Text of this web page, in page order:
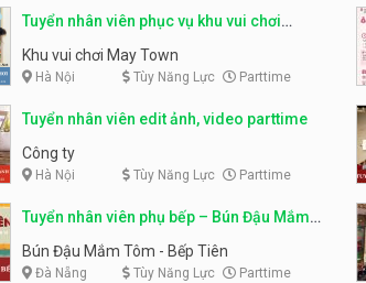
Tuyển nhân viên phục vụ khu vui chơi
parttime linh động
Khu vui chơi May Town
Hà Nội Tùy Năng Lực Parttime
Tuyển nhân viên edit ảnh, video parttime
Công ty
Hà Nội Tùy Năng Lực Parttime
Tuyển nhân viên phụ bếp – Bún Đậu Mắm
Tôm – Bếp Tiên
Bún Đậu Mắm Tôm - Bếp Tiên
Đà Nẵng Tùy Năng Lực Parttime